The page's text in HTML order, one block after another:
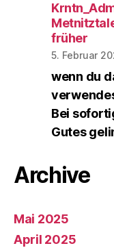
früher
5. Februar
wenn du
Bei
Gutes
Archive
Mai 2025
April 2025